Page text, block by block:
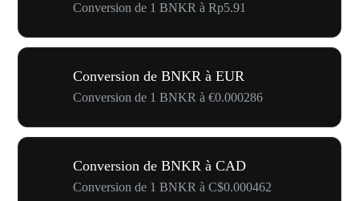
Conversion de 1 BNKR à Rp5.91
Conversion de BNKR à EUR
Conversion de 1 BNKR à €0.000286
Conversion de BNKR à CAD
Conversion de 1 BNKR à C$0.000462